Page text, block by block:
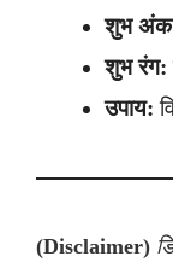
शुभ
शुभ रंग:
उपाय:
(Disclaimer)